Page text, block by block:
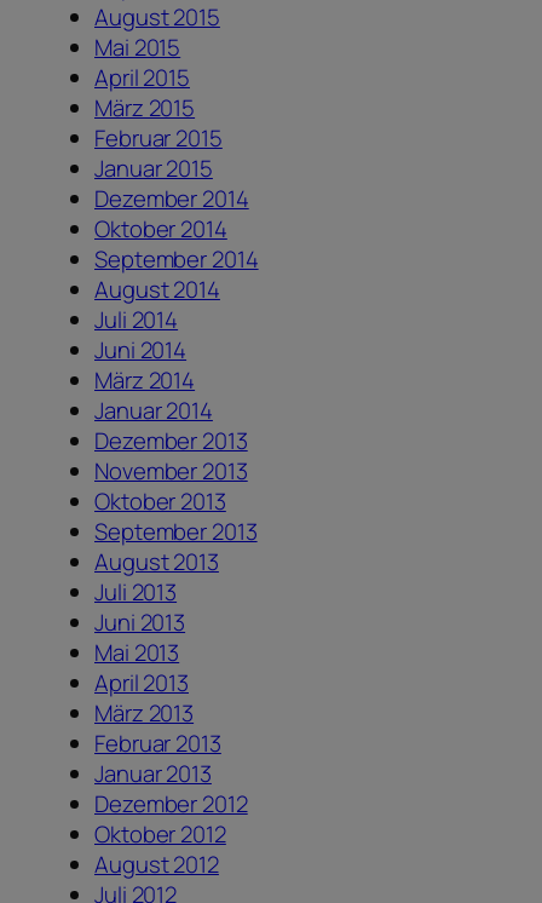
August 2015
Mai 2015
April 2015
März 2015
Februar 2015
Januar 2015
Dezember 2014
Oktober 2014
September 2014
August 2014
Juli 2014
Juni 2014
März 2014
Januar 2014
Dezember 2013
November 2013
Oktober 2013
September 2013
August 2013
Juli 2013
Juni 2013
Mai 2013
April 2013
März 2013
Februar 2013
Januar 2013
Dezember 2012
Oktober 2012
August 2012
Juli 2012